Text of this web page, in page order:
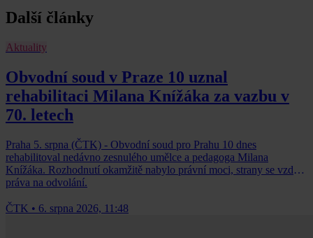
Další články
Aktuality
Obvodní soud v Praze 10 uznal
rehabilitaci Milana Knížáka za vazbu v
70. letech
Praha 5. srpna (ČTK) - Obvodní soud pro Prahu 10 dnes
rehabilitoval nedávno zesnulého umělce a pedagoga Milana
Knížáka. Rozhodnutí okamžitě nabylo právní moci, strany se vzdaly
práva na odvolání.
ČTK • 6. srpna 2026, 11:48